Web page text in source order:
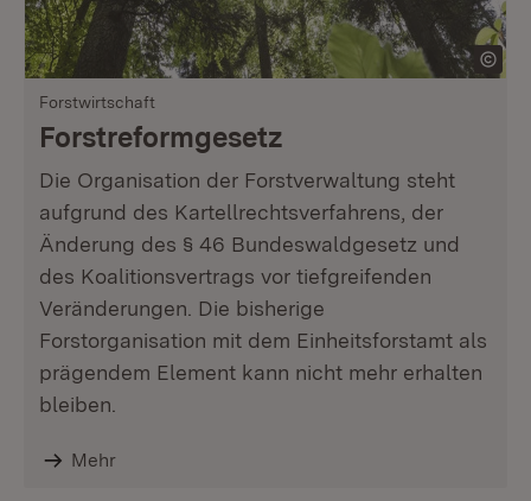
Forstwirtschaft
Forstreformgesetz
Die Organisation der Forstverwaltung steht
aufgrund des Kartellrechtsverfahrens, der
Änderung des § 46 Bundeswaldgesetz und
des Koalitionsvertrags vor tiefgreifenden
Veränderungen. Die bisherige
Forstorganisation mit dem Einheitsforstamt als
prägendem Element kann nicht mehr erhalten
bleiben.
Mehr